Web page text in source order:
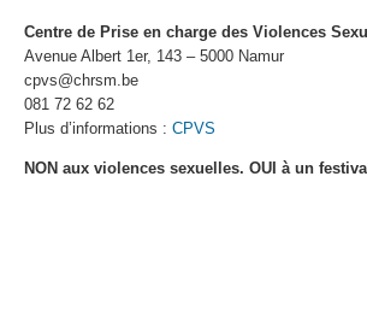
Centre de Prise en charge des Violences
Avenue Albert 1er, 143 – 5000 Namur
cpvs@chrsm.be
081 72 62 62
Plus d’informations : CPVS
NON aux violences sexuelles. OUI à un